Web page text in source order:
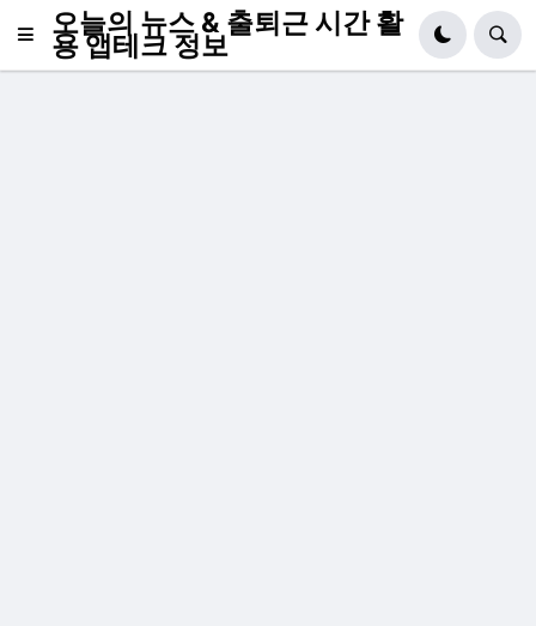
오늘의 뉴스 & 출퇴근 시간 활
용 앱테크 정보